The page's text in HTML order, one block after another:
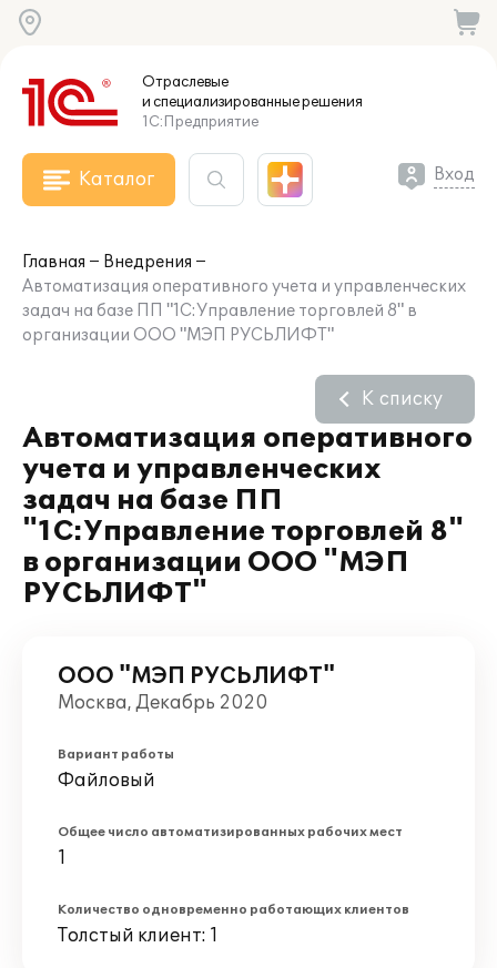
Отраслевые
и специализированныерешения
1С:Предприятие
Каталог Вход
Главная
Внедрения
Автоматизация оперативного учета и управленческих
задач на базе ПП "1С:Управление торговлей 8" в
организации ООО "МЭП РУСЬЛИФТ"
Автоматизация оперативного
учета и управленческих
задач на базе ПП
"1С:Управление торговлей 8"
в организации ООО "МЭП
РУСЬЛИФТ"
К списку
ООО "МЭП РУСЬЛИФТ"
Москва, Декабрь 2020
Вариант работы
Файловый
Общее число автоматизированных рабочих мест
1
Количество одновременно работающих клиентов
Толстый клиент: 1